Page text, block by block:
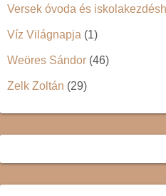
Versek óvoda és
Víz Világnapja (1)
Weöres Sándor (46)
Zelk Zoltán (29)